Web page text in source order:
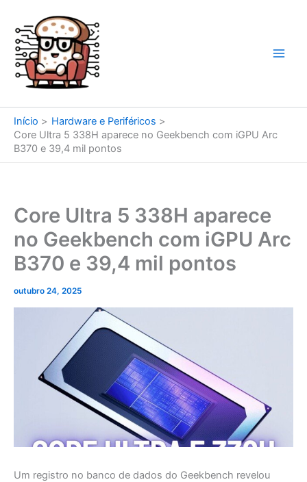
conteúdo
Início
Hardware e Periféricos
Core Ultra 5 338H aparece no Geekbench com iGPU Arc
B370 e 39,4 mil pontos
Core Ultra 5 338H aparece
no Geekbench com iGPU Arc
B370 e 39,4 mil pontos
outubro 24, 2025
Um registro no banco de dados do Geekbench revelou